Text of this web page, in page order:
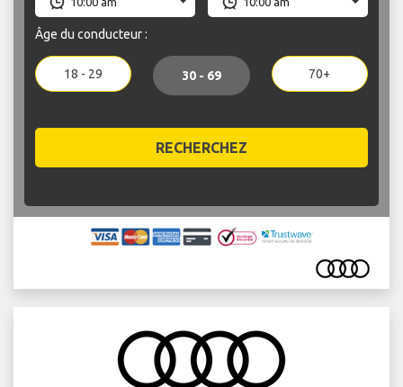
Âge du conducteur :
18 - 29 30 - 69 70+
RECHERCHEZ